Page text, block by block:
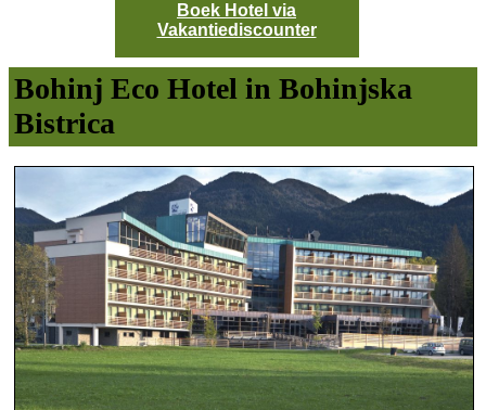
Boek Hotel via
Vakantiediscounter
Bohinj Eco Hotel in Bohinjska
Bistrica